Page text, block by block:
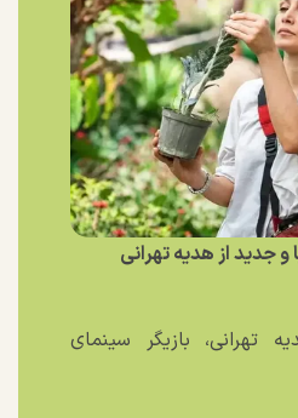
و جدید از هدیه تهرانی
تهرانی، بازیگر سینمای